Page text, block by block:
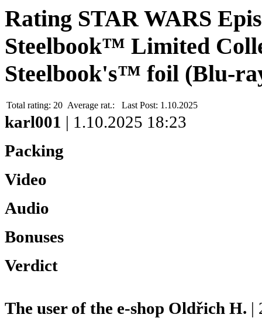
Rating STAR WARS
Steelbook™ Limited
Steelbook's™ foil (Blu-
Total rating: 20 Average rat.: Last Post: 1.10.2025
karl001 | 1.10.2025 18:23
Packing
Video
Audio
Bonuses
Verdict
The user of the e-shop Oldřich H. |